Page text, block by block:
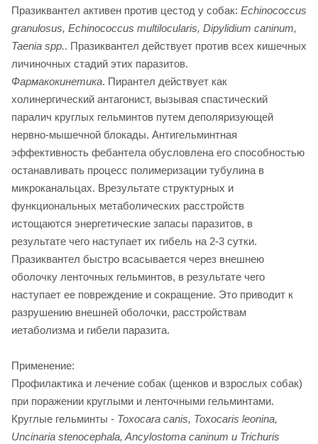
Празиквантел активен против цестод у собак: Echinococcus
granulosus, Echinococcus multilocularis, Dipylidium caninum,
Taenia spp.. Празиквантел действует против всех кишечных
личиночных стадий этих паразитов.
Фармакокинетика. Пирантел действует как
холинергический антагонист, вызывая спастический
паралич круглых гельминтов путем деполяризующей
нервно-мышечной блокады. Антигельминтная
эффективность фебантела обусловлена его способностью
останавливать процесс полимеризации тубулина в
микроканальцах. Врезультате структурных и
функциональных метаболических расстройств
истощаются энергетические запасы паразитов, в
результате чего наступает их гибель на 2-3 сутки.
Празиквантел быстро всасывается через внешнею
оболочку ленточных гельминтов, в результате чего
наступает ее повреждение и сокращение. Это приводит к
разрушению внешней оболочки, расстройствам
иетаболизма и гибели паразита.
Применение:
Профилактика и лечение собак (щенков и взрослых собак)
при поражении круглыми и ленточными гельминтами.
Круглые гельминты - Toxocara canis, Toxocaris leonina,
Uncinaria stenocephala, Ancylostoma caninum и Trichuris